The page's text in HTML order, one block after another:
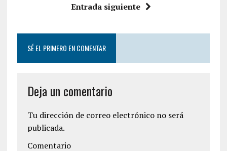
Entrada siguiente
SÉ EL PRIMERO EN COMENTAR
Deja un comentario
Tu dirección de correo electrónico no será
publicada.
Comentario